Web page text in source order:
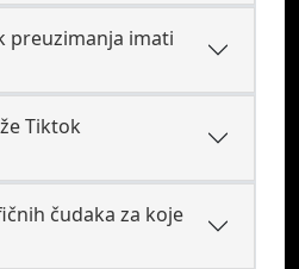
preuzimanja imati
Tiktok
čudaka za koje